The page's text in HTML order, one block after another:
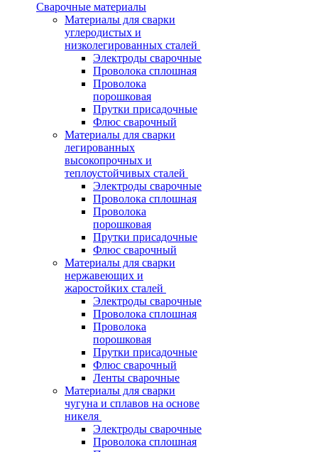
Сварочные материалы
Материалы для сварки
углеродистых и
низколегированных сталей
Электроды сварочные
Проволока сплошная
Проволока
порошковая
Прутки присадочные
Флюс сварочный
Материалы для сварки
легированных
высокопрочных и
теплоустойчивых сталей
Электроды сварочные
Проволока сплошная
Проволока
порошковая
Прутки присадочные
Флюс сварочный
Материалы для сварки
нержавеющих и
жаростойких сталей
Электроды сварочные
Проволока сплошная
Проволока
порошковая
Прутки присадочные
Флюс сварочный
Ленты сварочные
Материалы для сварки
чугуна и сплавов на основе
никеля
Электроды сварочные
Проволока сплошная